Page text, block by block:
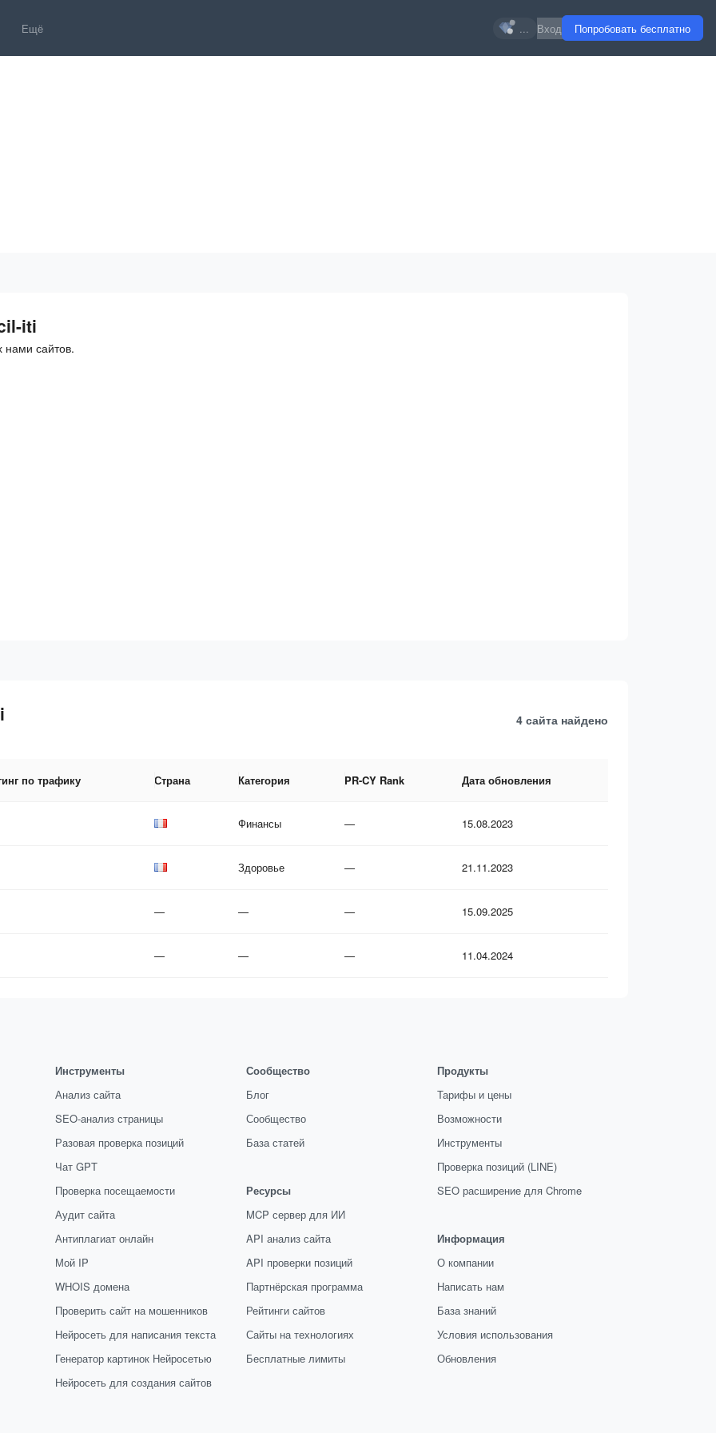
Ещё ... Вход Попробовать бесплатно
iti
нами сайтов.
4 сайта найдено
по трафику Страна Категория PR-CY Rank Дата обновления
Финансы — 15.08.2023
Здоровье — 21.11.2023
— — — 15.09.2025
— — — 11.04.2024
Инструменты
Анализ сайта
SEO-анализ страницы
Разовая проверка позиций
Чат GPT
Проверка посещаемости
Аудит сайта
Антиплагиат онлайн
Мой IP
WHOIS домена
Проверить сайт на мошенников
Нейросеть для написания текста
Генератор картинок Нейросетью
Нейросеть для создания сайтов
Сообщество
Блог
Сообщество
База статей
Ресурсы
MCP сервер для ИИ
API анализ сайта
API проверки позиций
Партнёрская программа
Рейтинги сайтов
Сайты на технологиях
Бесплатные лимиты
Продукты
Тарифы и цены
Возможности
Инструменты
Проверка позиций (LINE)
SEO расширение для Chrome
Информация
О компании
Написать нам
База знаний
Условия использования
Обновления